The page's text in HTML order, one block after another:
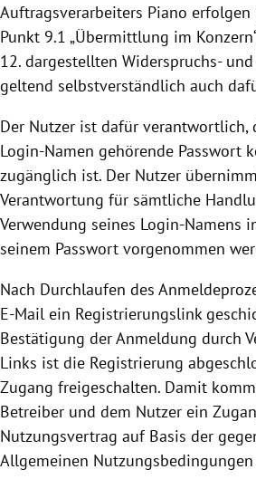
Auftragsverarbeiters Piano erfolgen
Punkt 9.1 „Übermittlung im
12. dargestellten Widerspruchs-
geltend selbstverständlich auch
Der Nutzer ist dafür verantwortlich,
Login-Namen gehörende Passwort
zugänglich ist. Der Nutzer
Verantwortung für sämtliche
Verwendung seines Login-Namens
seinem Passwort vorgenommen
Nach Durchlaufen des
E-Mail ein Registrierungslink
Bestätigung der Anmeldung durch
Links ist die Registrierung
Zugang freigeschalten. Damit
Betreiber und dem Nutzer ein
Nutzungsvertrag auf Basis der
Allgemeinen Nutzungsbedingungen